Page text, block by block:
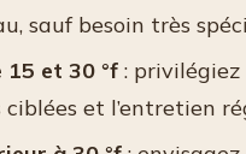
sauf besoin très
15 et 30 °f : privilégiez
et l’entretien